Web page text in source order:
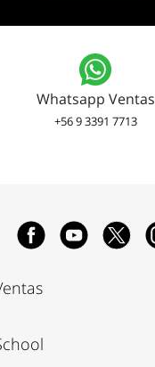
Whatsapp Ventas
+56 9 3391 7713